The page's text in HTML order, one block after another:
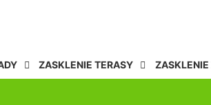
ZASKLENIE TERASY